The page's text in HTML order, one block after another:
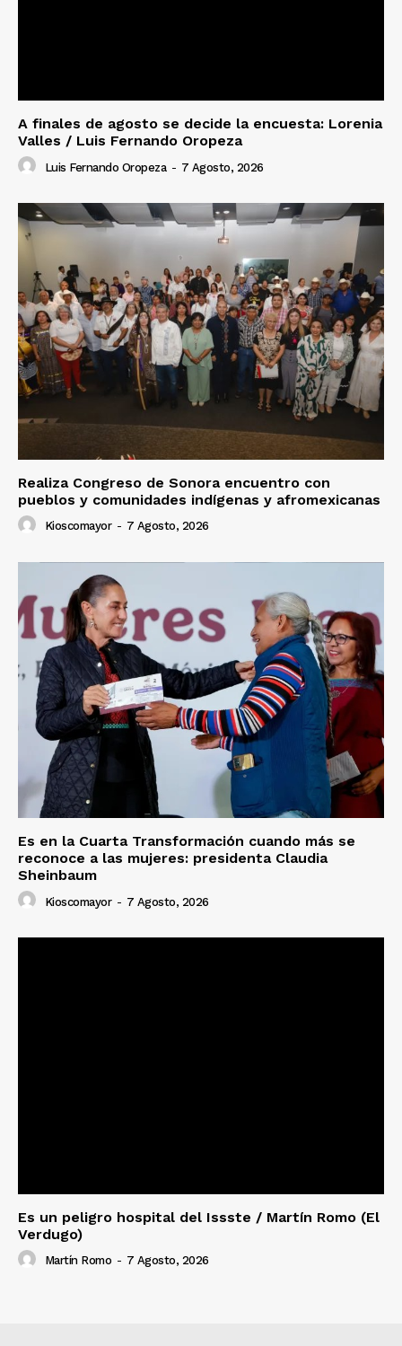
A finales de agosto se decide la encuesta: Lorenia
Valles / Luis Fernando Oropeza
Luis Fernando Oropeza - 7 Agosto, 2026
Realiza Congreso de Sonora encuentro con
pueblos y comunidades indígenas y afromexicanas
Kioscomayor - 7 Agosto, 2026
Es en la Cuarta Transformación cuando más se
reconoce a las mujeres: presidenta Claudia
Sheinbaum
Kioscomayor - 7 Agosto, 2026
Es un peligro hospital del Issste / Martín Romo (El
Verdugo)
Martín Romo - 7 Agosto, 2026